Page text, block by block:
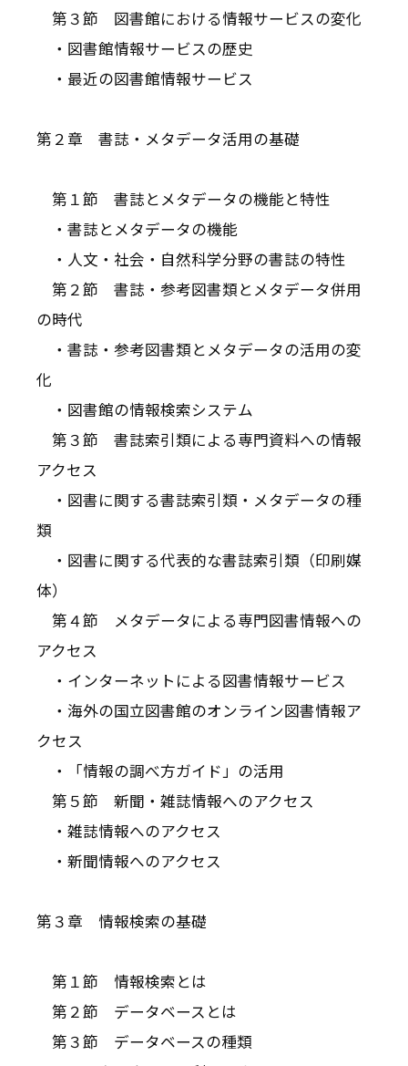
第３節 図書館における情報サービスの変化
・図書館情報サービスの歴史
・最近の図書館情報サービス
第２章 書誌・メタデータ活用の基礎
第１節 書誌とメタデータの機能と特性
・書誌とメタデータの機能
・人文・社会・自然科学分野の書誌の特性
第２節 書誌・参考図書類とメタデータ併用
の時代
・書誌・参考図書類とメタデータの活用の変
化
・図書館の情報検索システム
第３節 書誌索引類による専門資料への情報
アクセス
・図書に関する書誌索引類・メタデータの種
類
・図書に関する代表的な書誌索引類（印刷媒
体）
第４節 メタデータによる専門図書情報への
アクセス
・インターネットによる図書情報サービス
・海外の国立図書館のオンライン図書情報ア
クセス
・「情報の調べ方ガイド」の活用
第５節 新聞・雑誌情報へのアクセス
・雑誌情報へのアクセス
・新聞情報へのアクセス
第３章 情報検索の基礎
第１節 情報検索とは
第２節 データベースとは
第３節 データベースの種類